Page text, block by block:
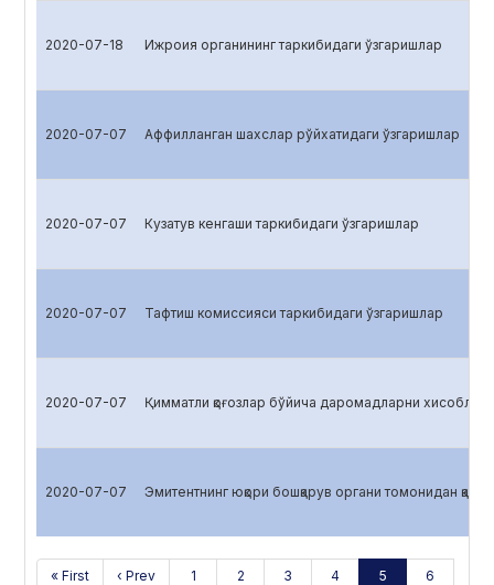
2020-07-18 Ижроия органининг таркибидаги ўзгаришлар
2020-07-07 Аффилланган шахслар рўйхатидаги ўзгаришлар
2020-07-07 Кузатув кенгаши таркибидаги ўзгаришлар
2020-07-07 Тафтиш комиссияси таркибидаги ўзгаришлар
2020-07-07 Қимматли қоғозлар бўйича даромадларни хисоблаш
2020-07-07 Эмитентнинг юқори бошқарув органи томонидан қабул
« First ‹ Prev 1 2 3 4 5 6